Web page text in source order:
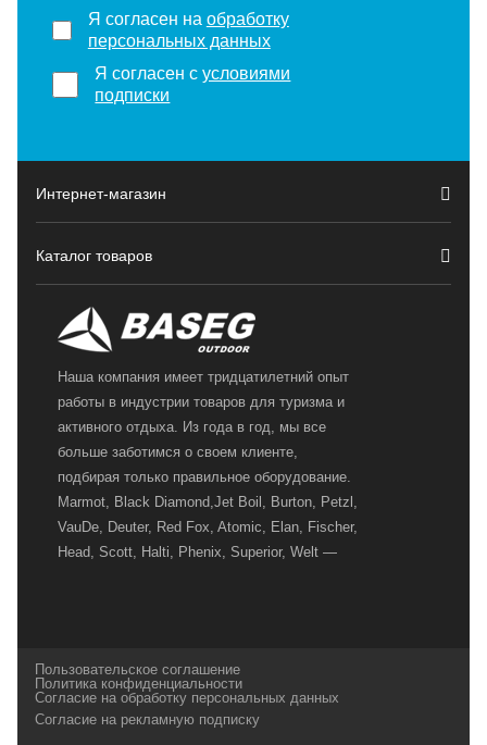
Я согласен на обработку
персональных данных
Я согласен сусловиями
подписки
Интернет-магазин
Каталог товаров
Наша компания имеет тридцатилетний опыт
работы в индустрии товаров для туризма и
активного отдыха. Из года в год, мы все
больше заботимся о своем клиенте,
подбирая только правильное оборудование.
Marmot, Black Diamond,Jet Boil, Burton, Petzl,
VauDe, Deuter, Red Fox, Atomic, Elan, Fischer,
Head, Scott, Halti, Phenix, Superior, Welt —
и взыскательных путешественников,
спортсменов и отдыхающих.
Пользовательское соглашение
Политика конфиденциальности
Согласие на обработку персональных данных
Согласие на рекламную подписку